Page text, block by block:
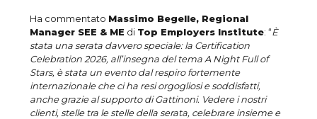
Ha commentato Massimo Begelle, Regional
Manager SEE & ME di Top Employers Institute: “È
stata una serata davvero speciale: la Certification
Celebration 2026, all’insegna del tema A Night Full of
Stars, è stata un evento dal respiro fortemente
internazionale che ci ha resi orgogliosi e soddisfatti,
anche grazie al supporto di Gattinoni. Vedere i nostri
clienti, stelle tra le stelle della serata, celebrare insieme e